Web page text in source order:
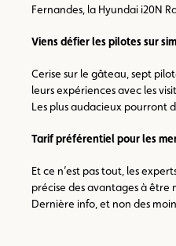
Fernandes, la Hyundai i20N
Viens défier les pilotes sur
Cerise sur le gâteau, sept
leurs expériences avec les
Les plus audacieux pourront
Tarif préférentiel pour les
Et ce n’est pas tout, les
précise des avantages à
Dernière info, et non des